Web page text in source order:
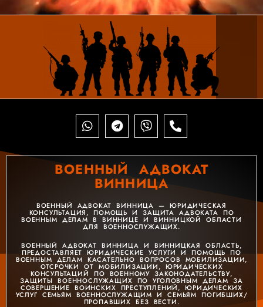
ВОЕННЫЙ АДВОКАТ
ВИННИЦА
ВОЕННЫЙ АДВОКАТ ВИННИЦА — ЮРИДИЧЕСКАЯ
КОНСУЛЬТАЦИЯ, ПОМОЩЬ И ЗАЩИТА АДВОКАТА ПО
ВОЕННЫМ ДЕЛАМ В ВИННИЦЕ И ВИННИЦКОЙ ОБЛАСТИ
ДЛЯ ВОЕННОСЛУЖАЩИХ.
ВОЕННЫЙ АДВОКАТ ВИННИЦА И ВИННИЦКАЯ ОБЛАСТЬ,
ПРЕДОСТАВЛЯЕТ ЮРИДИЧЕСКИЕ УСЛУГИ И ПОМОЩЬ ПО
ВОЕННЫМ ДЕЛАМ КАСАТЕЛЬНО ВОПРОСОВ МОБИЛИЗАЦИИ,
ОТСРОЧКИ ОТ МОБИЛИЗАЦИИ, ЮРИДИЧЕСКИХ
КОНСУЛЬТАЦИЙ ПО ВОЕННОМУ ЗАКОНОДАТЕЛЬСТВУ,
ЗАЩИТЫ ВОЕННОСЛУЖАЩИХ ПО УГОЛОВНЫМ ДЕЛАМ ЗА
СОВЕРШЕНИЕ ВОИНСКИХ ПРЕСТУПЛЕНИЙ, ЮРИДИЧЕСКИХ
УСЛУГ СЕМЬЯМ ВОЕННОСЛУЖАЩИМ И СЕМЬЯМ ПОГИБШИХ/
ПРОПАВШИХ БЕЗ ВЕСТИ.